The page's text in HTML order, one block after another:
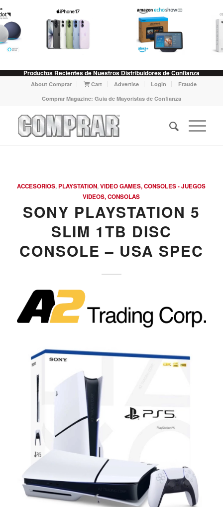
Productos Recientes de Nuestros Distribuidores de Confianza
About Comprar Cart Advertise Login
Fraude
Comprar Magazine: Guia de Mayoristas de Confianza
ACCESORIOS,PLAYSTATION,VIDEO GAMES, CONSOLES - JUEGOS
VIDEOS, CONSOLAS
SONY PLAYSTATION 5
SLIM 1TB DISC
CONSOLE – USA SPEC